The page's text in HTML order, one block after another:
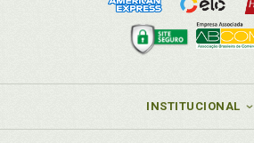
INSTITUCIONAL